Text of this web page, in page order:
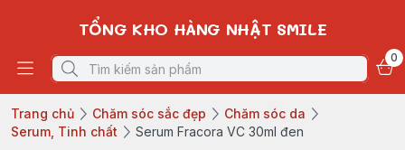
TỔNG KHO HÀNG NHẬT SMILE
0
Trang chủ Chăm sóc sắc đẹp
Chăm sóc da
Serum, Tinh chất
Serum Fracora VC 30ml đen